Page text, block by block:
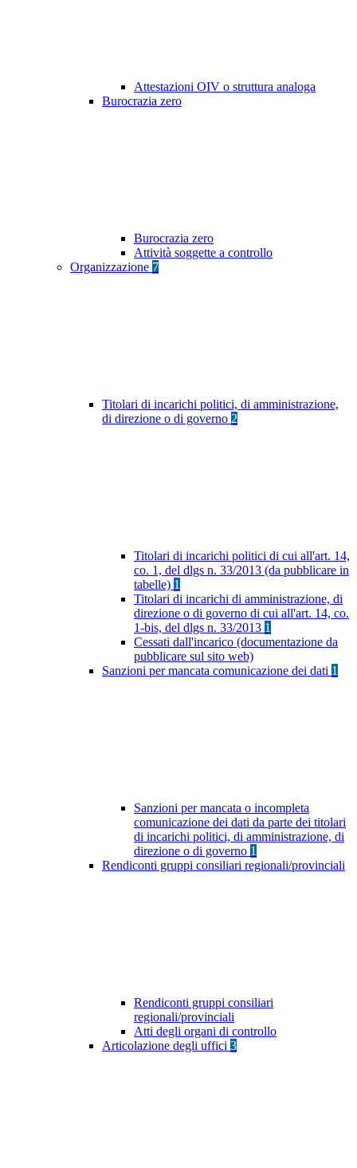
Attestazioni OIV o struttura analoga
Burocrazia zero
Burocrazia zero
Attività soggette a controllo
Organizzazione 7
Titolari di incarichi politici, di amministrazione,
di direzione o di governo 2
Titolari di incarichi politici di cui all'art. 14,
co. 1, del dlgs n. 33/2013 (da pubblicare in
tabelle) 1
Titolari di incarichi di amministrazione, di
direzione o di governo di cui all'art. 14, co.
1-bis, del dlgs n. 33/2013 1
Cessati dall'incarico (documentazione da
pubblicare sul sito web)
Sanzioni per mancata comunicazione dei dati 1
Sanzioni per mancata o incompleta
comunicazione dei dati da parte dei titolari
di incarichi politici, di amministrazione, di
direzione o di governo 1
Rendiconti gruppi consiliari regionali/provinciali
Rendiconti gruppi consiliari
regionali/provinciali
Atti degli organi di controllo
Articolazione degli uffici 3